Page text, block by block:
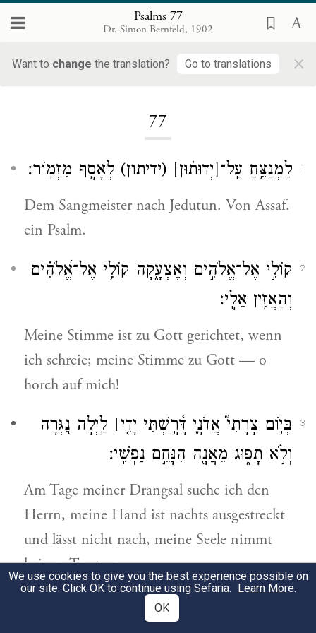
Psalms 77
Dr. Simon Bernfeld, 1902
Want to change the translation? Go to translations ×
77
1 לַמְנַצֵּ֥חַ עַֽל־[יְדוּת֗וּן] (ידיתון) לְאָסָ֥ף מִזְמֽוֹר׃
Dem Sangmeister nach Jedutun. Von Assaf.
ein Psalm.
2
קוֹלִ֣י אֶל־אֱלֹהִ֣ים וְאֶצְעָ֑קָה קוֹלִ֥י אֶל־אֱ֝לֹהִ֗ים
וְהַאֲזִ֥ין אֵלָֽי׃
Meine Stimme ist zu Gott gerichtet, wenn
ich schreie; meine Stimme zu Gott — o
horch auf mich!
3 בְּי֥וֹם צָרָתִי֮ אֲדֹנָ֢י דָּ֫רָ֥שְׁתִּי יָדִ֤י׀ לַ֣יְלָה נִ֭גְּרָה
וְלֹ֣א תָפ֑וּג מֵאֲנָ֖ה הִנָּחֵ֣ם נַפְשִֽׁי׃
Am Tage meiner Drangsal suche ich den
Herrn, meine Hand ist nachts ausgestreckt
und lässt nicht nach, meine Seele nimmt
keinen Trost an.
אֶזְכְּרָ֣ה אֱלֹהִ֣ים וְאֶהֱמָ֑יָה אָשִׂ֓יחָה
We use cookies to give you the best experience possible on
our site. Click OK to continue using Sefaria. Learn More.
OK